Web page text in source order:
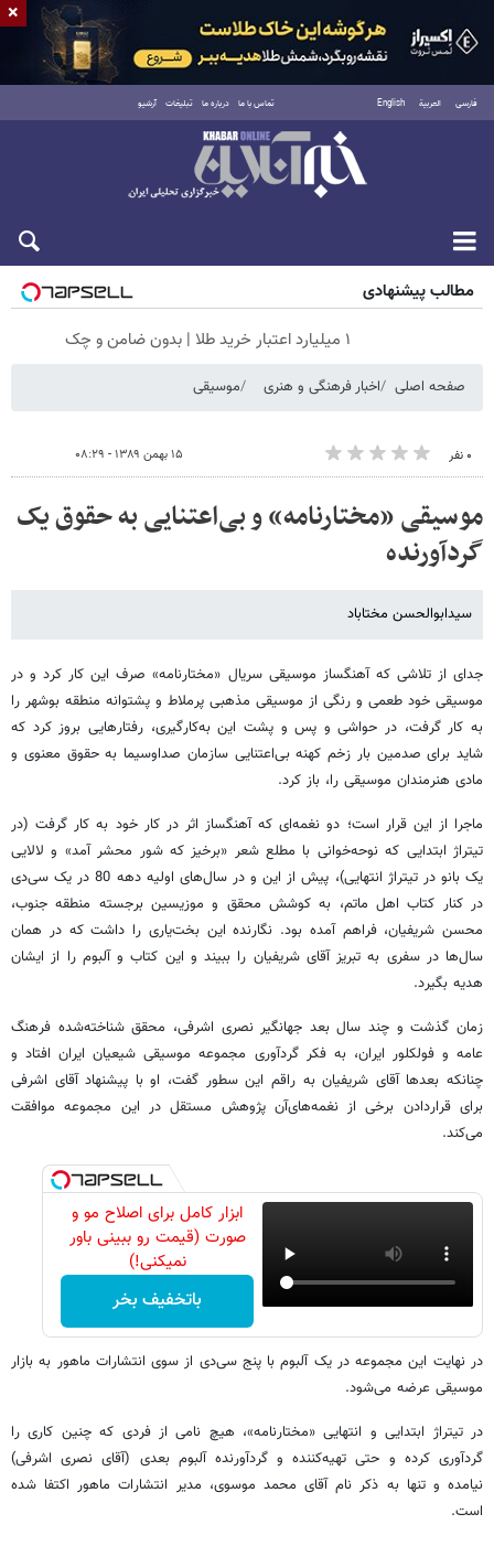
فارسی العربية English تماس با ما درباره ما تبلیغات آرشیو
جمعه ۱۶ مرداد ۱۴۰۵
مطالب پیشنهادی
۱ میلیارد اعتبار خرید طلا | بدون ضامن و چک
صفحه اصلی اخبار فرهنگی و هنری موسیقی
۰ نفر ۱۵ بهمن ۱۳۸۹ - ۰۸:۲۹
موسیقی «مختارنامه» و بی‌اعتنایی به حقوق یک
گردآورنده
سیدابوالحسن مختاباد
جدای از تلاشی که آهنگساز موسیقی سریال «مختارنامه» صرف این کار کرد و در
موسیقی خود طعمی و رنگی از موسیقی مذهبی پرملاط و پشتوانه منطقه بوشهر را
به کار گرفت، در حواشی و پس و پشت این به‌کارگیری، رفتارهایی بروز کرد که
شاید برای صدمین بار زخم کهنه بی‌اعتنایی سازمان صداو‌سیما به حقوق معنوی و
مادی هنرمندان موسیقی را، باز کرد.
ماجرا از این قرار است؛ دو نغمه‌ای که آهنگساز اثر در کار خود به کار گرفت (در
تیتراژ ابتدایی که نوحه‌خوانی با مطلع شعر «برخیز که شور محشر آمد» و لالایی
یک بانو در تیتراژ انتهایی)، پیش از این و در سال‌های اولیه دهه ‌80 در یک سی‌دی
در کنار کتاب اهل ماتم، به کوشش محقق و موزیسین‌ برجسته منطقه جنوب،
محسن شریفیان، فراهم آمده بود. نگارنده این بخت‌یاری را داشت که در همان
سال‌ها در سفری به تبریز آقای شریفیان را ببیند و این کتاب و آلبوم را از ایشان
هدیه بگیرد.
زمان گذشت و چند سال بعد جهانگیر نصری اشرفی، محقق‌ شناخته‌شده فرهنگ
عامه و فولکلور ایران، به فکر گردآوری مجموعه موسیقی شیعیان ایران افتاد و
چنانکه بعدها آقای شریفیان به راقم این سطور گفت، او با پیشنهاد آقای اشرفی
برای قراردادن برخی از نغمه‌های‌آن پژوهش مستقل در این مجموعه موافقت
‌می‌کند.
ابزار کامل برای اصلاح مو و
صورت (قیمت رو ببینی باور
نمیکنی!)
باتخفیف بخر
در نهایت این مجموعه در یک آلبوم با پنج سی‌دی از سوی انتشارات ماهور به بازار
موسیقی عرضه ‌می‌شود.
در تیتراژ ابتدایی و انتهایی «مختارنامه»، هیچ‌ نامی از فردی که چنین کاری را
گردآوری کرده و حتی تهیه‌کننده و گردآورنده آلبوم بعدی (آقای نصری اشرفی)
نیامده و تنها به ذکر نام آقای محمد موسوی، مدیر انتشارات ماهور اکتفا شده
است.
×